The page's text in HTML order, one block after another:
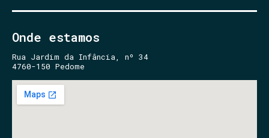
Onde estamos
Rua Jardim da Infância, nº 34
4760-150 Pedome